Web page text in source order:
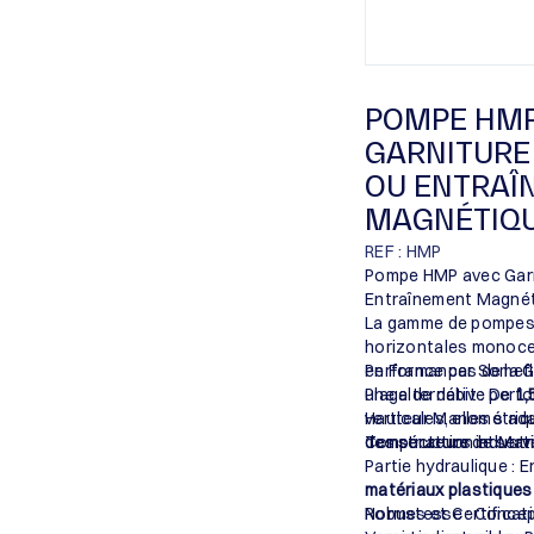
POMPE
OU
REF : HMP
Pompe HMP avec
Entraînement
La gamme de
horizontales
en France par
une alternative
verticales, elles
des secteurs
Performances de la
Plage de débit : De
Hauteur
Température de
Construction et
Partie hydraulique :
matériaux
Robustesse :
Normes et